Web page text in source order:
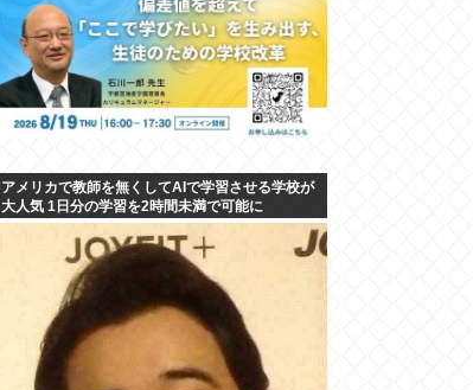
アメリカで教師を無くしてAIで学習させる学校が
大人気 1日分の学習を2時間未満で可能に